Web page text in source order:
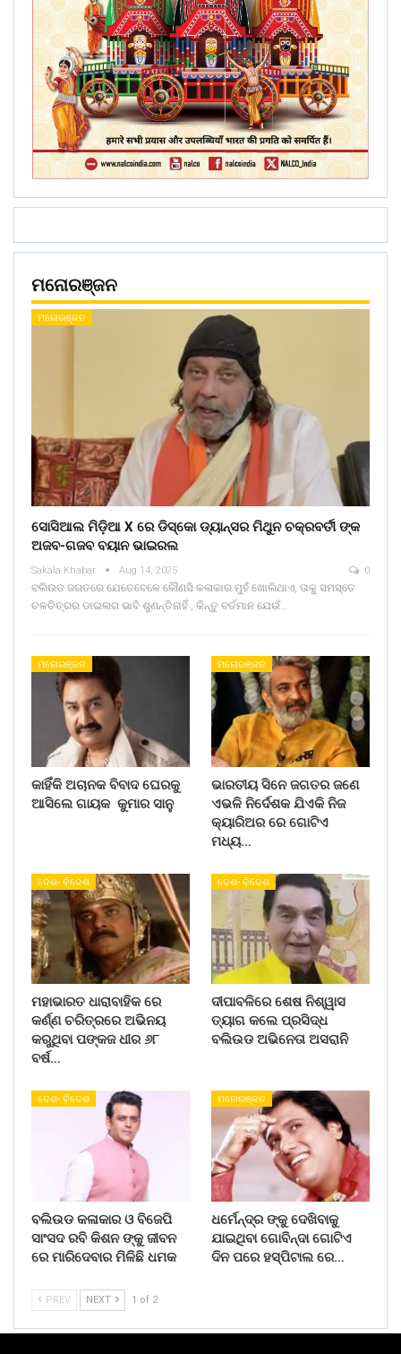
ମନୋରଞ୍ଜନ
ମନୋରଞ୍ଜନ
ସୋସିଆଲ ମିଡ଼ିଆ X ରେ ଡିସ୍କୋ ଡ୍ୟାନ୍ସର ମିଥୁନ ଚକ୍ରବର୍ତୀ ଙ୍କ
ଅଜବ-ଗଜବ ବୟାନ ଭାଇରଲ
Sakala Khabar Aug 14, 2025 0
ବଲିଉଡ ଜଗତରେ ଯେତେବେଳେ କୌଣସି କଳାକାର ମୁହଁ ଖୋଲିଥାଏ, ତାକୁ ସମସ୍ତେ
ଚଳଚିତ୍ରର ଡାଇଲଗ ଭାବି ଶୁଣନ୍ତିନାହିଁ , କିନ୍ତୁ ବର୍ତମାନ ଯେଉଁ…
ମନୋରଞ୍ଜନ
କାହିଁକି ଅଚାନକ ବିବାଦ ଘେରକୁ
ଆସିଲେ ଗାୟକ କୁମାର ସାନୁ
ମନୋରଞ୍ଜନ
ଭାରତୀୟ ସିନେ ଜଗତର ଜଣେ
ଏଭଳି ନିର୍ଦେଶକ ଯିଏକି ନିଜ
କ୍ୟାରିଅର ରେ ଗୋଟିଏ
ମଧ୍ୟ…
ଦେଶ- ବିଦେଶ
ମହାଭାରତ ଧାରାବାହିକ ରେ
କର୍ଣ୍ଣ ଚରିତ୍ରରେ ଅଭିନୟ
କରୁଥିବା ପଙ୍କଜ ଧୀର ୬୮
ବର୍ଷ…
ଦେଶ- ବିଦେଶ
ଦୀପାବଳିରେ ଶେଷ ନିଶ୍ୱାସ
ତ୍ୟାଗ କଲେ ପ୍ରସିଦ୍ଧ
ବଲିଉଡ ଅଭିନେତା ଅସରାନି
ଦେଶ- ବିଦେଶ
ବଲିଉଡ କଳାକାର ଓ ବିଜେପି
ସାଂସଦ ରବି କିଶନ ଙ୍କୁ ଜୀବନ
ରେ ମାରିଦେବାର ମିଳିଛି ଧମକ
ମନୋରଞ୍ଜନ
ଧର୍ମେନ୍ଦ୍ର ଙ୍କୁ ଦେଖିବାକୁ
ଯାଇଥିବା ଗୋବିନ୍ଦା ଗୋଟିଏ
ଦିନ ପରେ ହସ୍ପିଟାଲ ରେ…
PREV NEXT 1 of 2